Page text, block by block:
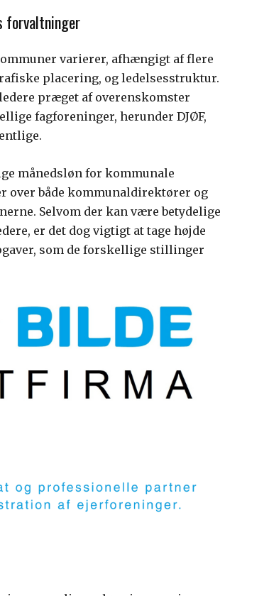
forvaltninger
varierer, afhængigt af flere
placering, og ledelsesstruktur.
præget af overenskomster
fagforeninger, herunder DJØF,
månedsløn for kommunale
over både kommunaldirektører og
Selvom der kan være betydelige
er det dog vigtigt at tage højde
som de forskellige stillinger